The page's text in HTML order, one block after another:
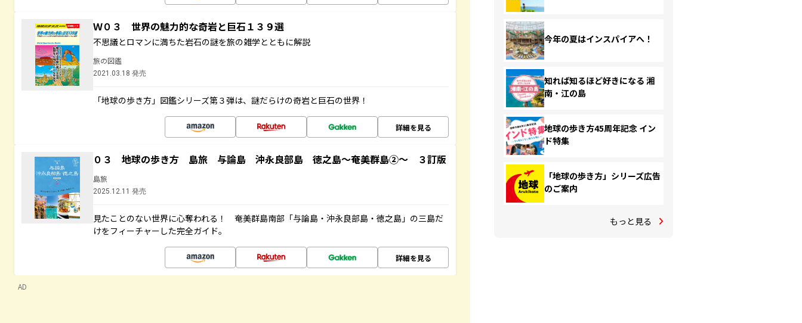
Ｗ０３ 世界の魅力的な奇岩と巨石１３９選
不思議とロマンに満ちた岩石の謎を旅の雑学とともに解説
旅の図鑑
2021.03.18 発売
「地球の歩き方」図鑑シリーズ第３弾は、謎だらけの奇岩と巨石の世界！
詳細を見る
０３ 地球の歩き方 島旅 与論島 沖永良部島 徳之島～奄美群島②～ ３訂版
島旅
2025.12.11 発売
見たことのない世界に心奪われる！ 奄美群島南部「与論島・沖永良部島・徳之島」の三島だ
けをフィーチャーした完全ガイド。
詳細を見る
AD
今年の夏はインスパイアへ！
知れば知るほど好きになる 湘
南・江の島
地球の歩き方45周年記念 イン
ド特集
「地球の歩き方」シリーズ広告
のご案内
もっと見る